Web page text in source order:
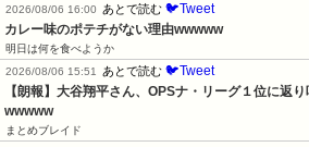
2026/08/06 16:00
あとで読む 🐦Tweet
カレー味のポテチがない理由wwwww
明日は何を食べようか
2026/08/06 15:51
あとで読む 🐦Tweet
【朗報】大谷翔平さん、OPSナ・リーグ１位に返
wwwww
まとめブレイド